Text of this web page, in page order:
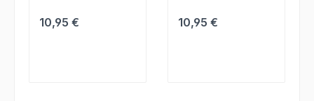
Regulärer Preis:
10,95 € Regulärer Preis:
10,95 €